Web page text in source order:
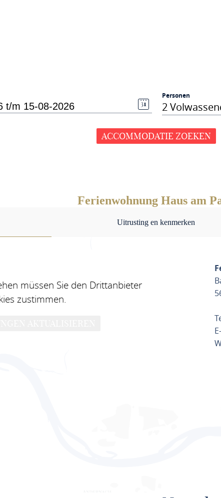
Personen
2
ACCOMMODATIE ZOEKEN
Ferienwohnung Haus am
Uitrusting en kenmerken
müssen Sie den Drittanbieter
zustimmen.